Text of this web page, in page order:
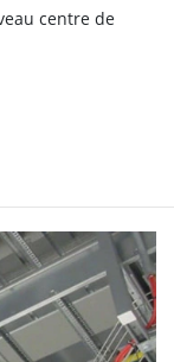
centre de